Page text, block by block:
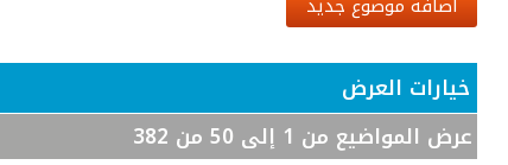
خيارات العرض
عرض المواضيع من 1 إلى 50 من 382